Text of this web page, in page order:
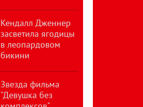
Кендалл Дженнер
засветила ягодицы
в леопардовом
бикини
Звезда фильма
"Девушка без